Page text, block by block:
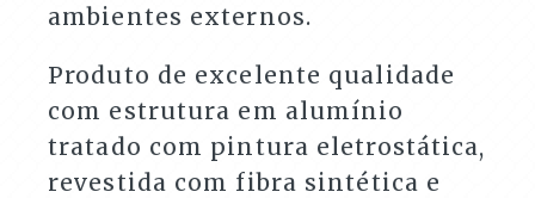
ambientes externos.
Produto de excelente qualidade
com estrutura em alumínio
tratado com pintura eletrostática,
revestida com fibra sintética e